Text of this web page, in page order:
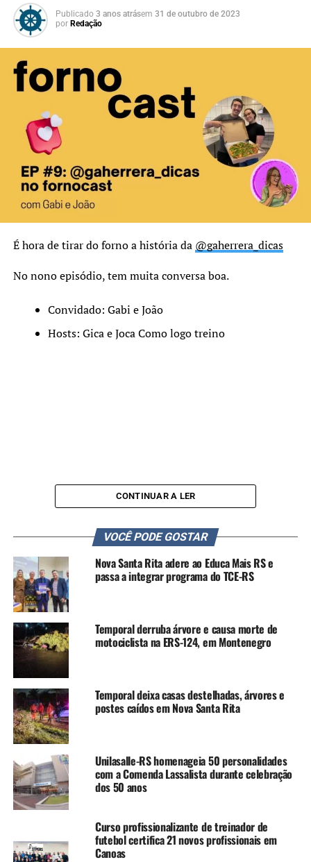
Publicado 3 anos atrásem 31 de outubro de 2023
por Redação
É hora de tirar do forno a história da @gaherrera_dicas
No nono episódio, tem muita conversa boa.
Convidado: Gabi e João
Hosts: Gica e Joca Como logo treino
TÓPICOS RELACIONADOS:
A SEGUIR UP
PIPOQUINHA CAST EP31 – NOSTALGIA, ANOS 90 E SESSÃO
DA TARDE
NÃO SE ESQUEÇA
Que resenha? Com Grazi Albuquerque I EP2
CONTINUAR A LER
VOCÊ PODE GOSTAR
Nova Santa Rita adere ao Educa Mais RS e
passa a integrar programa do TCE-RS
Temporal derruba árvore e causa morte de
motociclista na ERS-124, em Montenegro
Temporal deixa casas destelhadas, árvores e
postes caídos em Nova Santa Rita
Unilasalle-RS homenageia 50 personalidades
com a Comenda Lassalista durante celebração
dos 50 anos
Curso profissionalizante de treinador de
futebol certifica 21 novos profissionais em
Canoas